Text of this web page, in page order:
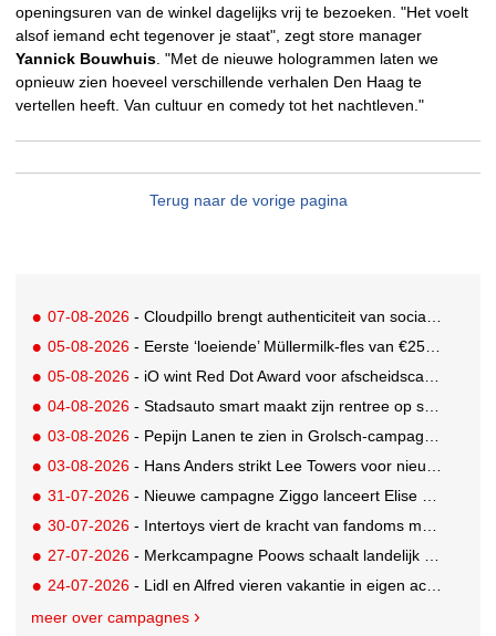
openingsuren van de winkel dagelijks vrij te bezoeken. "Het voelt
alsof iemand echt tegenover je staat", zegt store manager
Yannick Bouwhuis. "Met de nieuwe hologrammen laten we
opnieuw zien hoeveel verschillende verhalen Den Haag te
vertellen heeft. Van cultuur en comedy tot het nachtleven."
Terug naar de vorige pagina
07-08-2026 - Cloudpillo brengt authenticiteit van social naar tv
05-08-2026 - Eerste ‘loeiende’ Müllermilk-fles van €25.000,- gevonden
05-08-2026 - iO wint Red Dot Award voor afscheidscampagne Peter Houtman bij Feyenoord
04-08-2026 - Stadsauto smart maakt zijn rentree op straat met een wereldwijde muurschilderingcampagne
03-08-2026 - Pepijn Lanen te zien in Grolsch-campagne voor nieuwe Grolsch CAL
03-08-2026 - Hans Anders strikt Lee Towers voor nieuwe campagne
31-07-2026 - Nieuwe campagne Ziggo lanceert Elise Schaap als expert over de Nederlandse voetbalbeleving
30-07-2026 - Intertoys viert de kracht van fandoms met nieuwe social media campagne rondom Olivia Rodrigo
27-07-2026 - Merkcampagne Poows schaalt landelijk op met gerichte Out of Home strategie
24-07-2026 - Lidl en Alfred vieren vakantie in eigen achtertuin
meer over campagnes